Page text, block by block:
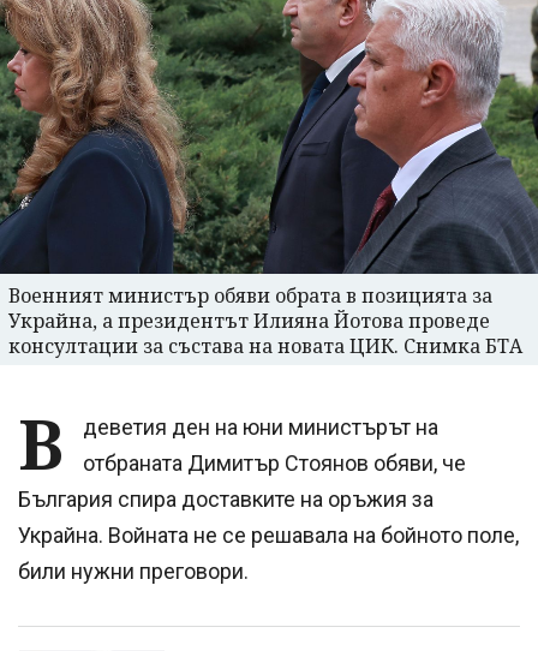
Военният министър обяви обрата в позицията за
Украйна, а президентът Илияна Йотова проведе
консултации за състава на новата ЦИК. Снимка БТА
В
деветия ден на юни министърът на
отбраната Димитър Стоянов обяви, че
България спира доставките на оръжия за
Украйна. Войната не се решавала на бойното поле,
били нужни преговори.